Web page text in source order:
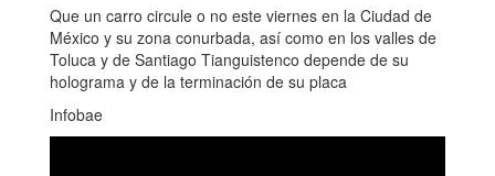
Que un carro circule o no este viernes en la Ciudad de
México y su zona conurbada, así como en los valles de
Toluca y de Santiago Tianguistenco depende de su
holograma y de la terminación de su placa
Infobae